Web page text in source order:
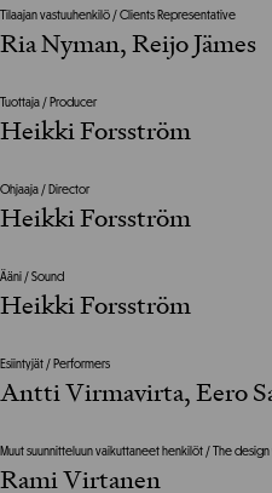
Tilaajan vastuuhenkilö / Clients Representative
Ria Nyman, Reijo Jämes
Tuottaja / Producer
Heikki Forsström
Ohjaaja / Director
Heikki Forsström
Ääni / Sound
Heikki Forsström
Esiintyjät / Performers
Antti Virmavirta, Eero
Muut suunnitteluun vaikuttaneet henkilöt / The
Rami Virtanen